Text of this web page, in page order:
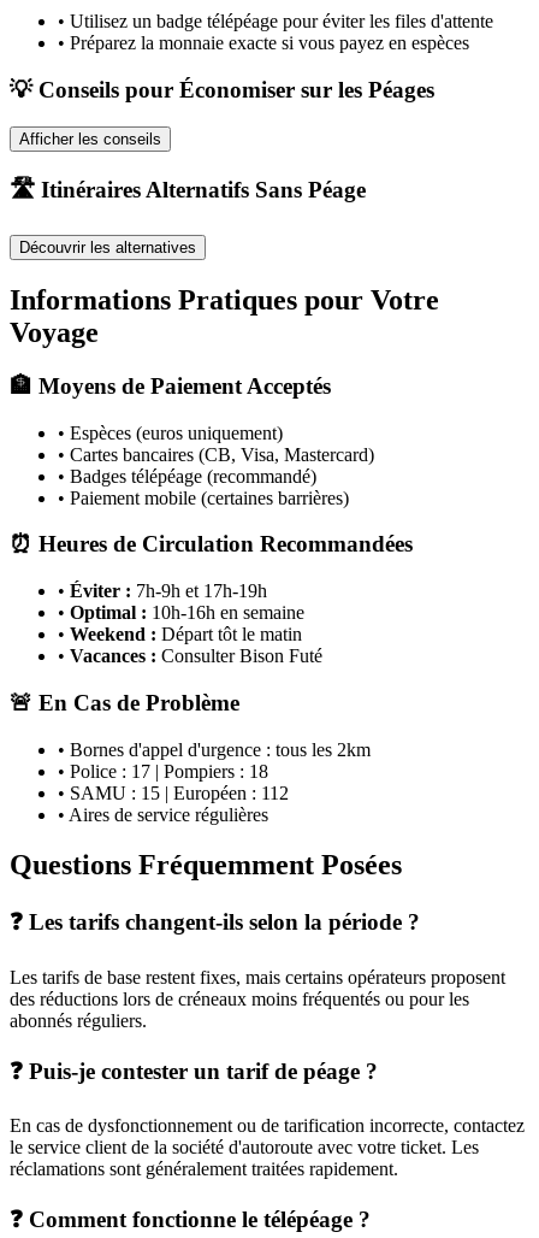
• Utilisez un badge télépéage pour éviter les files d'attente
• Préparez la monnaie exacte si vous payez en espèces
💡 Conseils pour Économiser sur les Péages
Afficher les conseils
🛣️ Itinéraires Alternatifs Sans Péage
Découvrir les alternatives
Informations Pratiques pour Votre
Voyage
🏦 Moyens de Paiement Acceptés
• Espèces (euros uniquement)
• Cartes bancaires (CB, Visa, Mastercard)
• Badges télépéage (recommandé)
• Paiement mobile (certaines barrières)
⏰ Heures de Circulation Recommandées
• Éviter : 7h-9h et 17h-19h
• Optimal : 10h-16h en semaine
• Weekend : Départ tôt le matin
• Vacances : Consulter Bison Futé
🚨 En Cas de Problème
• Bornes d'appel d'urgence : tous les 2km
• Police : 17 | Pompiers : 18
• SAMU : 15 | Européen : 112
• Aires de service régulières
Questions Fréquemment Posées
❓ Les tarifs changent-ils selon la période ?
Les tarifs de base restent fixes, mais certains opérateurs proposent
des réductions lors de créneaux moins fréquentés ou pour les
abonnés réguliers.
❓ Puis-je contester un tarif de péage ?
En cas de dysfonctionnement ou de tarification incorrecte, contactez
le service client de la société d'autoroute avec votre ticket. Les
réclamations sont généralement traitées rapidement.
❓ Comment fonctionne le télépéage ?